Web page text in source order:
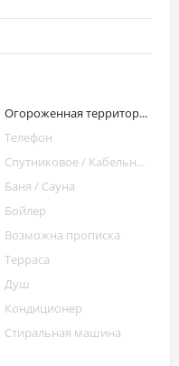
Огороженная территория
Телефон
Спутниковое / Кабельное ТВ
Баня / Сауна
Бойлер
Возможна прописка
Терраса
Душ
Кондиционер
Стиральная машина